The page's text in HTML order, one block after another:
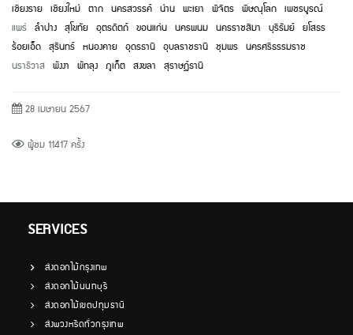
เชียงราย เชียงใหม่ ตาก นครสวรรค์ น่าน พะเยา พิจิตร พิษณุโลก เพชรบูรณ์
แพร่ ลำปาง สุโขทัย อุตรดิตถ์ ขอนแก่น นครพนม นครราชสีมา บุรีรัมย์ ยโสธร
ร้อยเอ็ด สุรินทร์ หนองคาย อุดรธานี อุบลราชธานี ชุมพร นครศรีธรรมราช
นราธิวาส พังงา พัทลุง ภูเก็ต สงขลา สุราษฏ์ธานี
28 เมษายน 2567
ผู้ชม 11417 ครั้ง
SERVICES
ส่งดอกไม้กรุงเทพ
ส่งดอกไม้นนทบุรี
ส่งดอกไม้เขตปทุมธานี
ส่งพวงหรีดทั่วกรุงเทพ